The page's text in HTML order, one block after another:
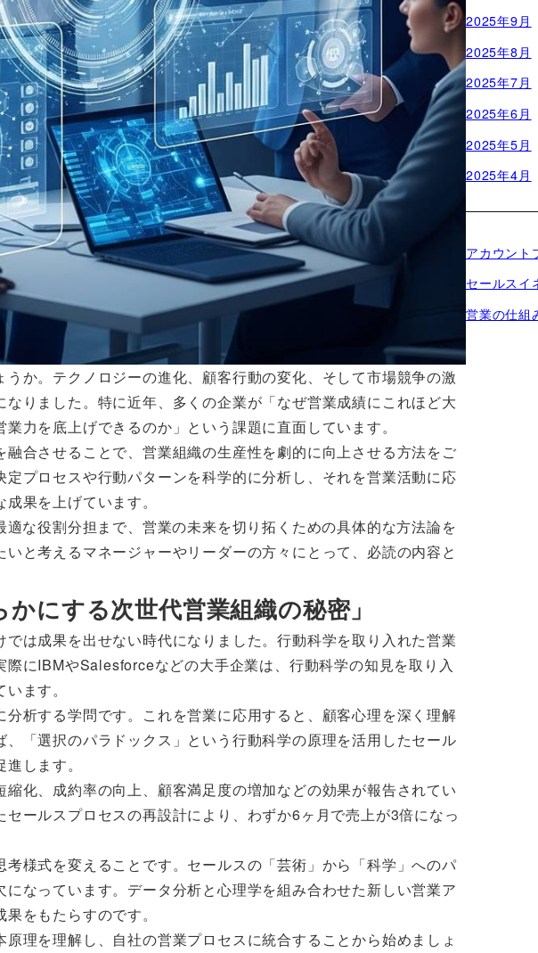
か。テクノロジーの進化、顧客行動の変化、そして市場競争の激
りました。特に近年、多くの企業が「なぜ営業成績にこれほど大
力を底上げできるのか」という課題に直面しています。
合させることで、営業組織の生産性を劇的に向上させる方法をご
プロセスや行動パターンを科学的に分析し、それを営業活動に応
果を上げています。
な役割分担まで、営業の未来を切り拓くための具体的な方法論を
と考えるマネージャーやリーダーの方々にとって、必読の内容と
にする次世代営業組織の秘密」
は成果を出せない時代になりました。行動科学を取り入れた営業
にIBMやSalesforceなどの大手企業は、行動科学の知見を取り入
ます。
析する学問です。これを営業に応用すると、顧客心理を深く理解
「選択のパラドックス」という行動科学の原理を活用したセール
します。
化、成約率の向上、顧客満足度の増加などの効果が報告されてい
ールスプロセスの再設計により、わずか6ヶ月で売上が3倍になっ
様式を変えることです。セールスの「芸術」から「科学」へのパ
なっています。データ分析と心理学を組み合わせた新しい営業ア
をもたらすのです。
理を理解し、自社の営業プロセスに統合することから始めましょ
2025年9月
2025年8月
2025年7月
2025年6月
2025年5月
2025年4月
アカウント
セールスイ
営業の仕組